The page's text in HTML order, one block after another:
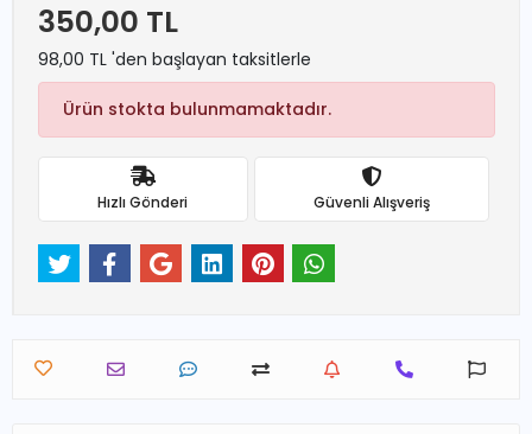
350,00 TL
98,00 TL 'den başlayan taksitlerle
Ürün stokta bulunmamaktadır.
Hızlı Gönderi Güvenli Alışveriş